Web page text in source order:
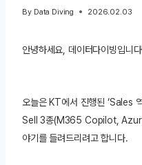
By Data Diving 2026.02.03
안녕하세요, 데이터다이빙입니
오늘은 KT에서 진행된
Sell 3종(M365 Copilot,
야기를 들려드리려고 합니다.